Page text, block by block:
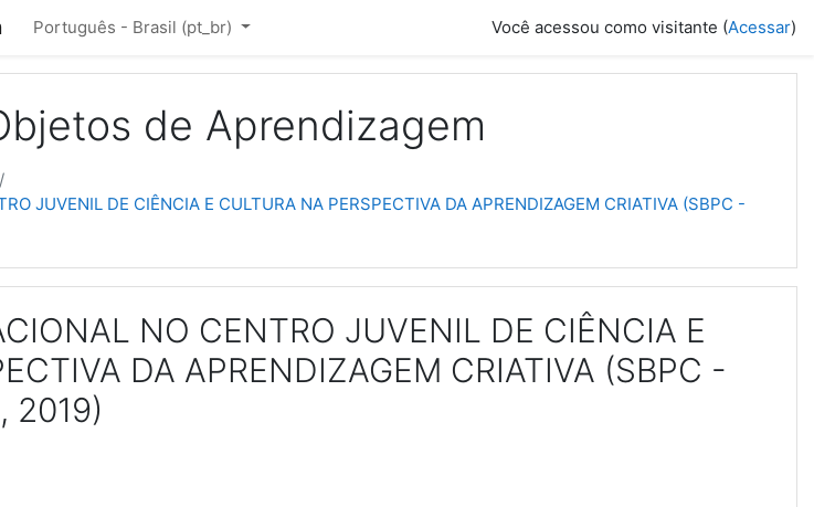
Português - Brasil ‎(pt_br)‎ Você acessou como visitante (Acessar)
de Aprendizagem
JUVENIL DE CIÊNCIA E CULTURA NA PERSPECTIVA DA APRENDIZAGEM CRIATIVA (SBPC -
NO CENTRO JUVENIL DE CIÊNCIA E
DA APRENDIZAGEM CRIATIVA (SBPC -
2019)